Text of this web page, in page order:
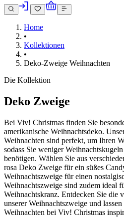
Home
•
Kollektionen
•
Deko-Zweige Weihnachten
Die Kollektion
Deko Zweige
Bei Viv! Christmas finden Sie
amerikanische Weihnachtsdeko.
Weihnachten sind perfekt, um Ihren
sodass Sie weniger
benötigen. Wählen Sie aus
rosa Deko Zweige für ein süßes
Weihnachtszweige für einen
Weihnachtszweige sind zudem ideal
Weihnachtskranz. Entdecken Sie die
unserer Weihnachtszweige und
Weihnachten bei Viv! Christmas